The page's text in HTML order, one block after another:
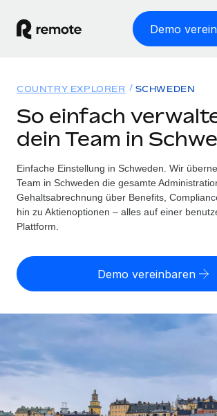
Demo
WELTWEITE BESCHÄFTIGUNG
Globale Payroll
Einfache, rechtssicher Payroll
Employer of Record
Weltweites Wachstum ohne Kosten für
Contractor of Record
Rechtssichere, weltweite Arbeit mit
Globales Onboarding und Verwalten von
PEO
Auslagern von komplexen HR-Aufgaben
Lösungen
WELTWEITE ABDECKUNG
Country Explorer
Länderspezifische Unterstützung bei
Einfache Einstellung in allen US-
WACHSTUMSPHASE
Startups
Agile HR- und Payroll-Lösungen für
Unternehmen
Ressourcen
TOOLS UND RECHNER
Scheinselbstständigkeitsrisiko
Personalkostenrechner
Informationen zu möglichen Währungen
Abwicklungsfristen für globale
Preise
Français
Deutsch
Anmelden
COUNTRY EXPLORER SCHWEDEN
So einfach
dein Team in
Einfache Einstellung in Schweden. Wir
Team in Schweden die gesamte
Gehaltsabrechnung über Benefits,
hin zu Aktienoptionen – alles auf einer
Plattform.
Demo vereinbaren